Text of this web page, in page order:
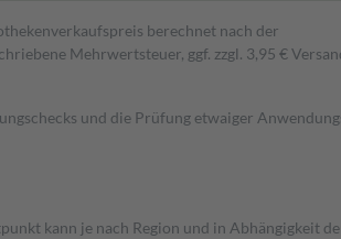
berechnet nach der
Mehrwertsteuer, ggf. zzgl. 3,95 €
und die Prüfung etwaiger
kann je nach Region und in Abhängigkeit